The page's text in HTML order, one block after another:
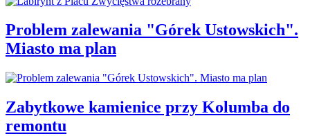
Problem zalewania "Górek Ustowskich".
Miasto ma plan
Zabytkowe kamienice przy Kolumba do
remontu